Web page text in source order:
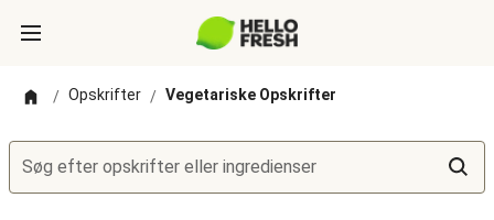
/ Opskrifter / Vegetariske Opskrifter
Søg efter opskrifter eller ingredienser